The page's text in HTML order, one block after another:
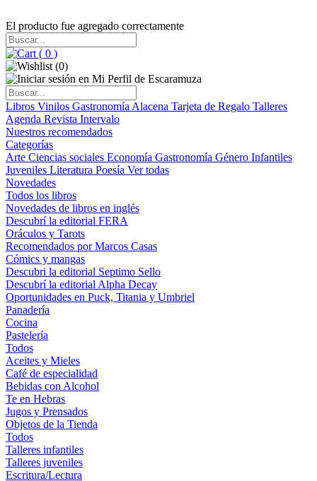
El producto fue agregado correctamente
( 0 )
(0)
Libros Vinilos Gastronomía Alacena Tarjeta de Regalo Talleres
Agenda Revista Intervalo
Nuestros recomendados
Categorías
Arte Ciencias sociales Economía Gastronomía Género Infantiles
Juveniles Literatura Poesía Ver todas
Novedades
Todos los libros
Novedades de libros en inglés
Descubrí la editorial FERA
Oráculos y Tarots
Recomendados por Marcos Casas
Cómics y mangas
Descubri la editorial Septimo Sello
Descubrí la editorial Alpha Decay
Oportunidades en Puck, Titania y Umbriel
Panadería
Cocina
Pastelería
Todos
Aceites y Mieles
Café de especialidad
Bebidas con Alcohol
Te en Hebras
Jugos y Prensados
Objetos de la Tienda
Todos
Talleres infantiles
Talleres juveniles
Escritura/Lectura